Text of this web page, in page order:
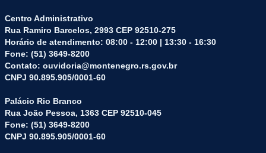
Centro Administrativo
Rua Ramiro Barcelos, 2993 CEP 92510-275
Horário de atendimento: 08:00 - 12:00 | 13:30 - 16:30
Fone: (51) 3649-8200
Contato: ouvidoria@montenegro.rs.gov.br
CNPJ 90.895.905/0001-60
Palácio Rio Branco
Rua João Pessoa, 1363 CEP 92510-045
Fone: (51) 3649-8200
CNPJ 90.895.905/0001-60